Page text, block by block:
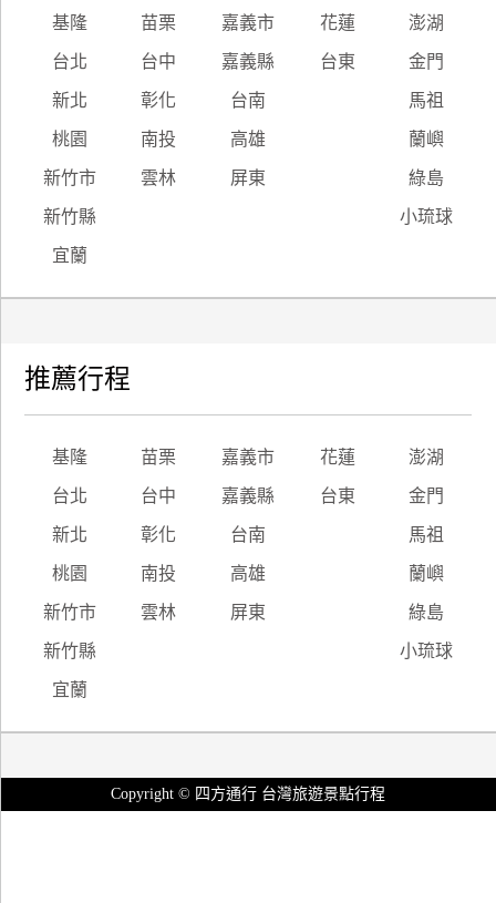
基隆 苗栗 嘉義市 花蓮 澎湖
台北 台中 嘉義縣 台東 金門
新北 彰化 台南 馬祖
桃園 南投 高雄 蘭嶼
新竹市 雲林 屏東 綠島
新竹縣 小琉球
宜蘭
推薦行程
基隆 苗栗 嘉義市 花蓮 澎湖
台北 台中 嘉義縣 台東 金門
新北 彰化 台南 馬祖
桃園 南投 高雄 蘭嶼
新竹市 雲林 屏東 綠島
新竹縣 小琉球
宜蘭
Copyright © 四方通行 台灣旅遊景點行程